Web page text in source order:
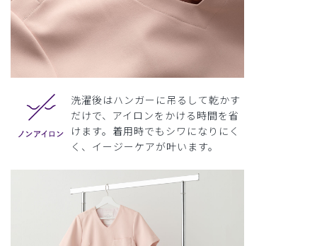
洗濯後はハンガーに吊るして乾かす
だけで、アイロンをかける時間を省
けます。着用時でもシワになりにく
く、イージーケアが叶います。